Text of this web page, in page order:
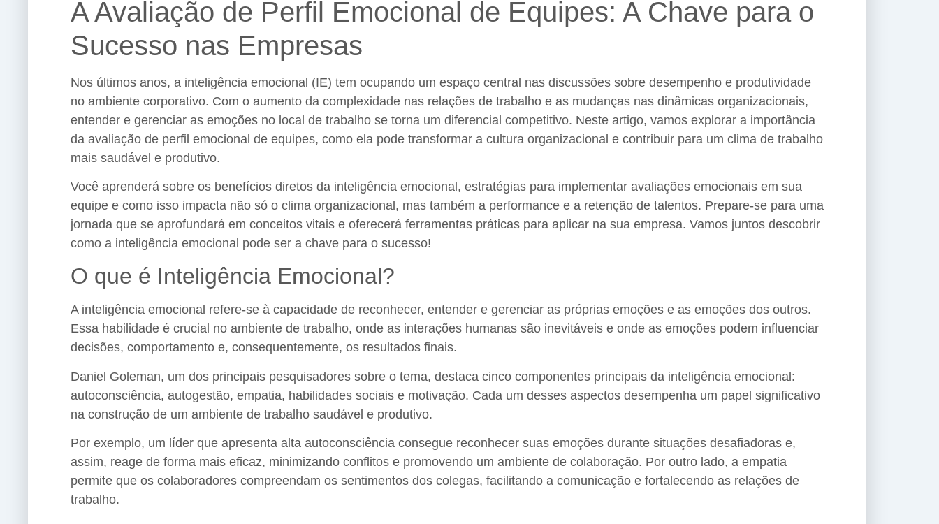
A Avaliação de Perfil Emocional de Equipes: A Chave para o
Sucesso nas Empresas
Nos últimos anos, a inteligência emocional (IE) tem ocupando um espaço central nas discussões sobre desempenho e produtividade
no ambiente corporativo. Com o aumento da complexidade nas relações de trabalho e as mudanças nas dinâmicas organizacionais,
entender e gerenciar as emoções no local de trabalho se torna um diferencial competitivo. Neste artigo, vamos explorar a importância
da avaliação de perfil emocional de equipes, como ela pode transformar a cultura organizacional e contribuir para um clima de trabalho
mais saudável e produtivo.
Você aprenderá sobre os benefícios diretos da inteligência emocional, estratégias para implementar avaliações emocionais em sua
equipe e como isso impacta não só o clima organizacional, mas também a performance e a retenção de talentos. Prepare-se para uma
jornada que se aprofundará em conceitos vitais e oferecerá ferramentas práticas para aplicar na sua empresa. Vamos juntos descobrir
como a inteligência emocional pode ser a chave para o sucesso!
O que é Inteligência Emocional?
A inteligência emocional refere-se à capacidade de reconhecer, entender e gerenciar as próprias emoções e as emoções dos outros.
Essa habilidade é crucial no ambiente de trabalho, onde as interações humanas são inevitáveis e onde as emoções podem influenciar
decisões, comportamento e, consequentemente, os resultados finais.
Daniel Goleman, um dos principais pesquisadores sobre o tema, destaca cinco componentes principais da inteligência emocional:
autoconsciência, autogestão, empatia, habilidades sociais e motivação. Cada um desses aspectos desempenha um papel significativo
na construção de um ambiente de trabalho saudável e produtivo.
Por exemplo, um líder que apresenta alta autoconsciência consegue reconhecer suas emoções durante situações desafiadoras e,
assim, reage de forma mais eficaz, minimizando conflitos e promovendo um ambiente de colaboração. Por outro lado, a empatia
permite que os colaboradores compreendam os sentimentos dos colegas, facilitando a comunicação e fortalecendo as relações de
trabalho.